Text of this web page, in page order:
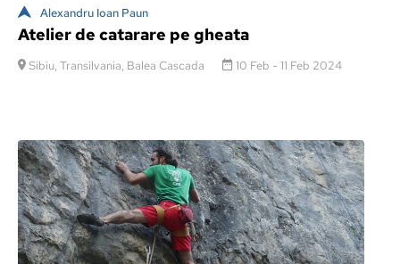
Alexandru Ioan Paun
Atelier de catarare pe gheata
Sibiu, Transilvania, Balea Cascada 10 Feb - 11 Feb 2024